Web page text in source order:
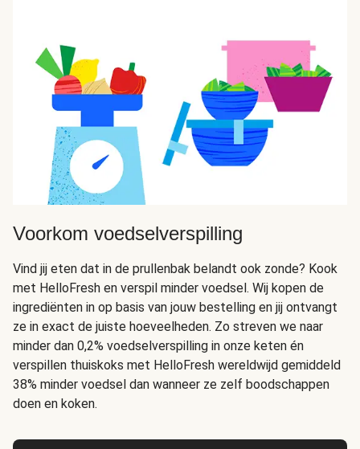
Voorkom voedselverspilling
Vind jij eten dat in de prullenbak belandt ook zonde? Kook
met HelloFresh en verspil minder voedsel. Wij kopen de
ingrediënten in op basis van jouw bestelling en jij ontvangt
ze in exact de juiste hoeveelheden. Zo streven we naar
minder dan 0,2% voedselverspilling in onze keten én
verspillen thuiskoks met HelloFresh wereldwijd gemiddeld
38% minder voedsel dan wanneer ze zelf boodschappen
doen en koken.